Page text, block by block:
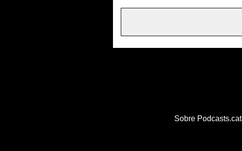
Sobre Podcasts.cat